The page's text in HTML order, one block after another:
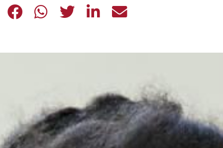
PER UNA QUARESIMA DI SPERANZA
PER UNA QUARESIMA DI
PER UNA QUARESIMA DI
PER UNAPER UNA